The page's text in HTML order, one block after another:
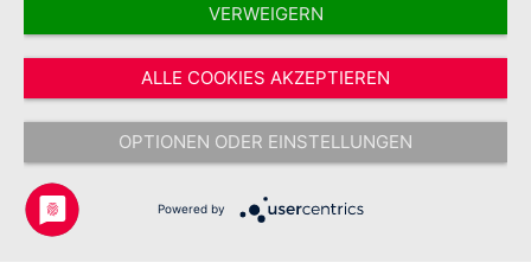
Vertrag widerrufen
* Alle Preise inkl. gesetzl. Mehrwertsteuer zzgl.Versandkostenund ggf.
Nachnahmegebühren, wenn nicht anders angegeben.
Copyright © 2026 Johanniter-Unfall-Hilfe e.V. - Alle Rechte
vorbehalten.
VERWEIGERN
ALLE COOKIES AKZEPTIEREN
OPTIONEN ODER EINSTELLUNGEN
Powered by